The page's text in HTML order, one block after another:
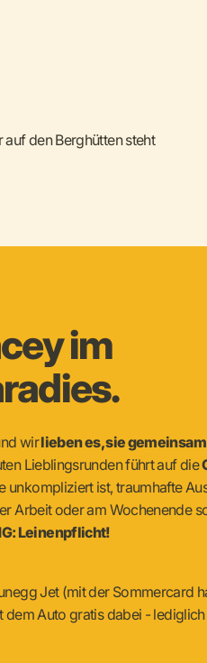
den Berghütten steht
im
wirlieben es, sie
Lieblingsrunden führt auf die
unkompliziert ist, traumhafte
Arbeit oder am Wochenende
Leinenpflicht!
Jet (mit der Sommercard
dem Auto gratis dabei -